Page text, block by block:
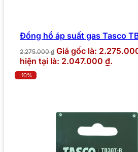
Đồng hồ áp suất gas Tasco
2.275.000₫ Giá gốc là:
hiện tại là: 2.047.000 ₫.
-10%